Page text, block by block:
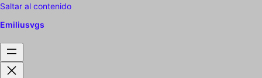
Saltar al contenido
Emiliusvgs